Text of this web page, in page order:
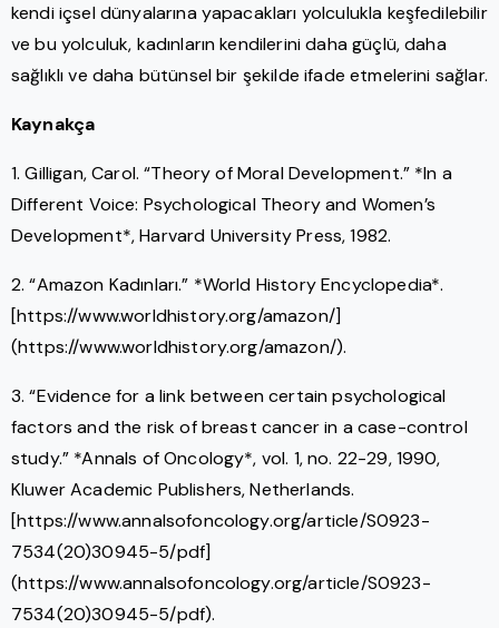
kendi içsel dünyalarına yapacakları yolculukla keşfedilebilir
ve bu yolculuk, kadınların kendilerini daha güçlü, daha
sağlıklı ve daha bütünsel bir şekilde ifade etmelerini sağlar.
Kaynakça
1. Gilligan, Carol. “Theory of Moral Development.” *In a
Different Voice: Psychological Theory and Women’s
Development*, Harvard University Press, 1982.
2. “Amazon Kadınları.” *World History Encyclopedia*.
[https://www.worldhistory.org/amazon/]
(https://www.worldhistory.org/amazon/).
3. “Evidence for a link between certain psychological
factors and the risk of breast cancer in a case-control
study.” *Annals of Oncology*, vol. 1, no. 22-29, 1990,
Kluwer Academic Publishers, Netherlands.
[https://www.annalsofoncology.org/article/S0923-
7534(20)30945-5/pdf]
(https://www.annalsofoncology.org/article/S0923-
7534(20)30945-5/pdf).